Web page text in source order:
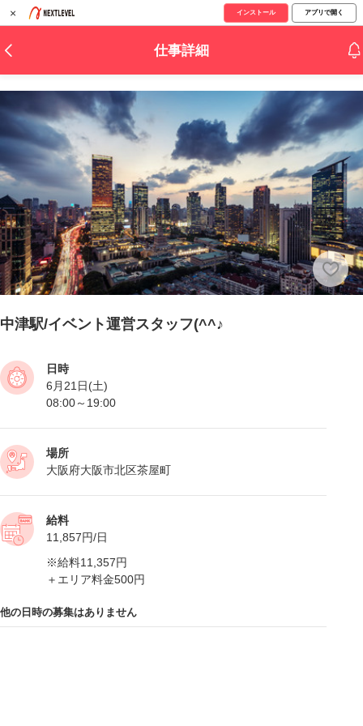
× インストール アプリで開く
仕事詳細
中津駅/イベント運営スタッフ(^^♪
日時
6月21日(土)
08:00～19:00
場所
大阪府大阪市北区茶屋町
給料
11,857円/日
※給料11,357円
＋エリア料金500円
他の日時の募集はありません